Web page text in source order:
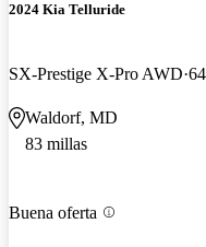
2024 Kia Telluride
SX-Prestige X-Pro AWD
Waldorf, MD
83 millas
Buena oferta